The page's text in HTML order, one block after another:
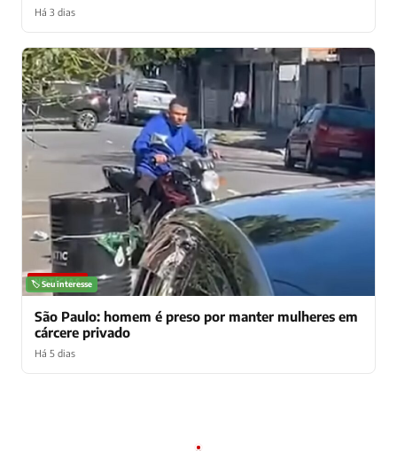
Há 3 dias
NOTÍCIAS
🏷️ Seu interesse
São Paulo: homem é preso por manter mulheres em
cárcere privado
Há 5 dias